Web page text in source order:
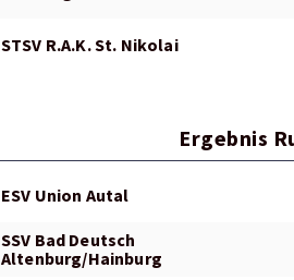
STSV R.A.K. St. Nikolai
Ergebnis
ESV Union Autal
SSV Bad Deutsch
Altenburg/Hainburg